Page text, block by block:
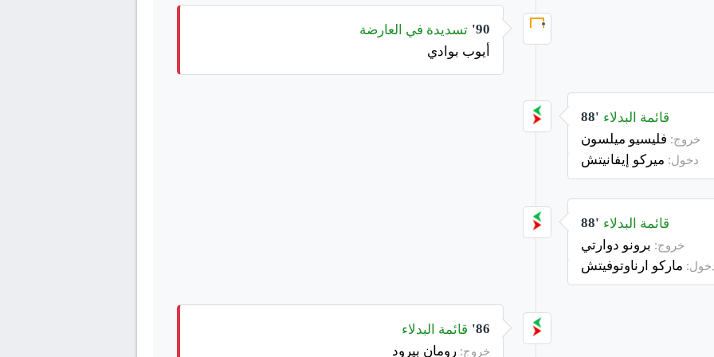
90' تسديدة في العارضة
أيوب بوادي
88' قائمة البدلاء
خروج: فليسيو ميلسون
دخول: ميركو إيفانيتش
88' قائمة البدلاء
خروج: برونو دوارتي
ماركو ارناوتوفيتش
86' قائمة البدلاء
خروج: رومان بيرود